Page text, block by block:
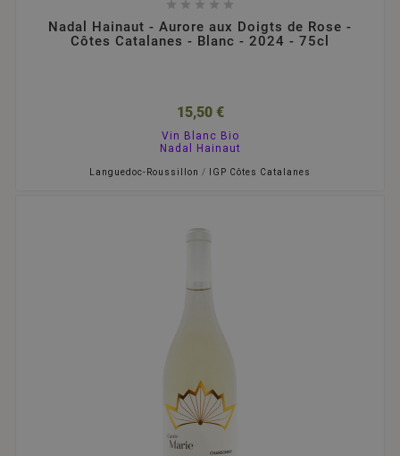
    
Nadal Hainaut - Aurore aux Doigts de Rose -
Côtes Catalanes - Blanc - 2024 - 75cl
15,50 €
Vin Blanc Bio
Nadal Hainaut
Languedoc-Roussillon / IGP Côtes Catalanes